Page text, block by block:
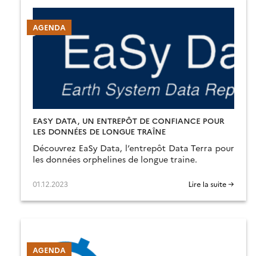
AGENDA
EASY DATA, UN ENTREPÔT DE CONFIANCE POUR
LES DONNÉES DE LONGUE TRAÎNE
Découvrez EaSy Data, l’entrepôt Data Terra pour
les données orphelines de longue traine.
01.12.2023 Lire la suite →
AGENDA